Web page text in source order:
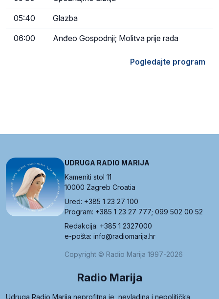
05:40 Glazba
06:00 Anđeo Gospodnji; Molitva prije rada
Pogledajte program
UDRUGA RADIO MARIJA
Kameniti stol 11
10000 Zagreb Croatia
Ured: +385 1 23 27 100
Program: +385 1 23 27 777; 099 502 00 52
Redakcija: +385 1 2327000
e-pošta: info@radiomarija.hr
Copyright © Radio Marija 1997-2026
Radio Marija
Udruga Radio Marija neprofitna je, nevladina i nepolitička